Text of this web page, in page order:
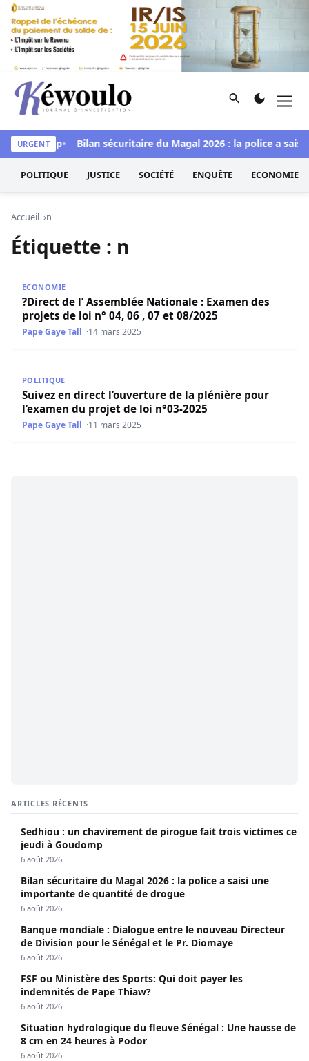
Aller au contenu
Kéwoulo, le premier site d'information et d'investigation
Rechercher
URGENT
Goudomp Bilan sécuritaire du Magal 2026 : la police a
POLITIQUE JUSTICE SOCIÉTÉ ENQUÊTE ECONOMIE
Accueil n
Étiquette : n
ECONOMIE
?Direct de l’ Assemblée Nationale : Examen des
projets de loi n° 04, 06 , 07 et 08/2025
Pape Gaye Tall 14 mars 2025
POLITIQUE
Suivez en direct l’ouverture de la plénière pour
l’examen du projet de loi n°03-2025
Pape Gaye Tall 11 mars 2025
ARTICLES RÉCENTS
Sedhiou : un chavirement de pirogue fait trois victimes ce
jeudi à Goudomp
6 août 2026
Bilan sécuritaire du Magal 2026 : la police a saisi une
importante de quantité de drogue
6 août 2026
Banque mondiale : Dialogue entre le nouveau Directeur
de Division pour le Sénégal et le Pr. Diomaye
6 août 2026
FSF ou Ministère des Sports: Qui doit payer les
indemnités de Pape Thiaw?
6 août 2026
Situation hydrologique du fleuve Sénégal : Une hausse de
8 cm en 24 heures à Podor
6 août 2026